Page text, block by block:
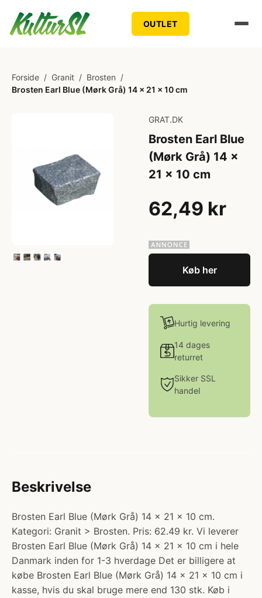
OUTLET
Forside / Granit / Brosten /
Brosten Earl Blue (Mørk Grå) 14 x 21 x 10 cm
GRAT.DK
Brosten Earl Blue
(Mørk Grå) 14 x
21 x 10 cm
62,49 kr
Køb her
Hurtig levering
14 dages
returret
Sikker SSL
handel
Beskrivelse
Brosten Earl Blue (Mørk Grå) 14 x 21 x 10 cm.
Kategori: Granit > Brosten. Pris: 62.49 kr. Vi leverer
Brosten Earl Blue (Mørk Grå) 14 x 21 x 10 cm i hele
Danmark inden for 1-3 hverdage Det er billigere at
købe Brosten Earl Blue (Mørk Grå) 14 x 21 x 10 cm i
kasse, hvis du skal bruge mere end 130 stk. Køb i